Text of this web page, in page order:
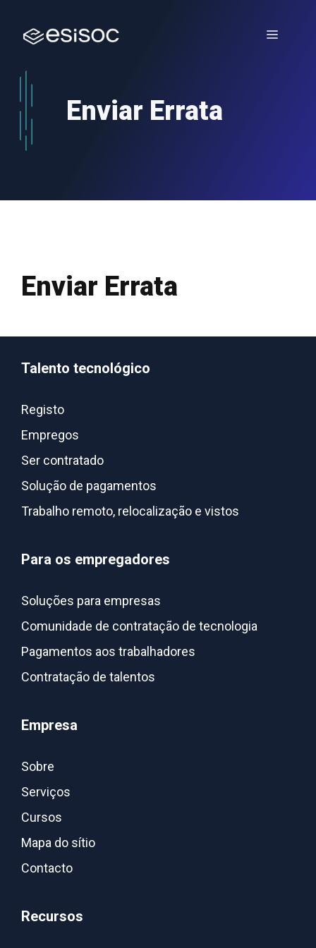
Menu
Enviar Errata
Enviar Errata
Talento tecnológico
Registo
Empregos
Ser contratado
Solução de pagamentos
Trabalho remoto, relocalização e vistos
Para os empregadores
Soluções para empresas
Comunidade de contratação de tecnologia
Pagamentos aos trabalhadores
Contratação de talentos
Empresa
Sobre
Serviços
Cursos
Mapa do sítio
Contacto
Recursos